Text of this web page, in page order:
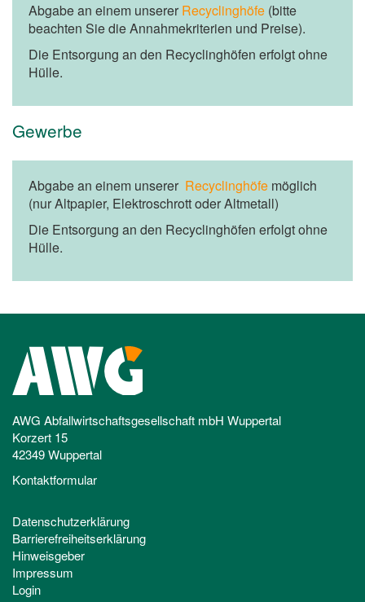
Abgabe an einem unserer Recyclinghöfe (bitte
beachten Sie die Annahmekriterien und Preise).
Die Entsorgung an den Recyclinghöfen erfolgt ohne
Hülle.
Gewerbe
Abgabe an einem unserer Recyclinghöfe möglich
(nur Altpapier, Elektroschrott oder Altmetall)
Die Entsorgung an den Recyclinghöfen erfolgt ohne
Hülle.
AWG Abfallwirtschaftsgesellschaft mbH Wuppertal
Korzert 15
42349 Wuppertal
Kontaktformular
Datenschutzerklärung
Barrierefreiheitserklärung
Hinweisgeber
Impressum
Login